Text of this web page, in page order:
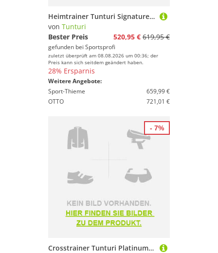
Heimtrainer Tunturi Signature E40 Bike
von Tunturi
Bester Preis
520,95 € 619,95 €
gefunden bei Sportsprofi
zuletzt überprüft am 08.08.2026 um 00:36; der
Preis kann sich seitdem geändert haben.
28% Ersparnis
Weitere Angebote:
Sport-Thieme
659,99 €
OTTO
721,01 €
Crosstrainer Tunturi Platinum C20 Crosstrainer
- 7%